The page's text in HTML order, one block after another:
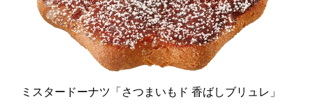
ミスタードーナツ「さつまいもド 香ばしブリュレ」